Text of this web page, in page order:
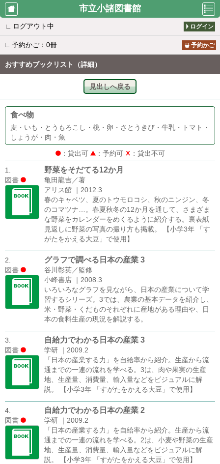
市立小諸図書館
新着案内
貸出の多い
本
予約の多い
雑誌タイト
おすすめブ
図書館から
休館日カレ
∟ ログアウト中 ログイン
∟ 予約かご：0冊 予約かご
おすすめブックリスト（詳細）
見出しへ戻る
食べ物
麦・いも・とうもろこし・桃・卵・さとうきび・牛乳・トマト・
しょうが・肉・魚
：貸出可 ：予約可 ：貸出不可
1.
図書
野菜をそだてる12か月
亀田龍吉／著
アリス館 ｜2012.3
春のキャベツ、夏のトウモロコシ、秋のニンジン、冬
のコマツナ…。春夏秋冬の12か月を通して、さまざま
な野菜をカレンダーをめくるように紹介する。裏表紙
見返しに野菜の写真の撮り方も掲載。 【小学3年 「す
がたをかえる大豆」で使用】
2.
図書
グラフで調べる日本の産業 3
谷川彰英／監修
小峰書店 ｜2008.3
いろいろなグラフを見ながら、日本の産業について学
習するシリーズ。3では、農業の基本データを紹介し、
米・野菜・くだものそれぞれに産地がある理由や、日
本の食料生産の現況を解説する。
3.
図書
自給力でわかる日本の産業 3
学研 ｜2009.2
「日本の産業する力」を自給率から紹介。生産から流
通までの一連の流れを学べる。3は、肉や果実の生産
地、生産量、消費量、輸入量などをビジュアルに解
説。 【小学3年 「すがたをかえる大豆」で使用】
4.
図書
自給力でわかる日本の産業 2
学研 ｜2009.2
「日本の産業する力」を自給率から紹介。生産から流
通までの一連の流れを学べる。2は、小麦や野菜の生産
地、生産量、消費量、輸入量などをビジュアルに解
説。 【小学3年 「すがたをかえる大豆」で使用】